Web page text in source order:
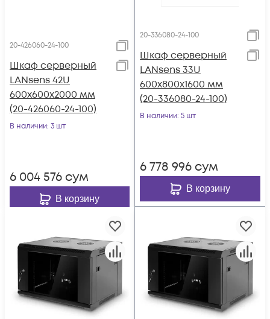
20-426060-24-100
Шкаф серверный
LANsens 42U
600x600x2000 мм
(20-426060-24-100)
В наличии: 3 шт
6 004 576 сум
В корзину
20-336080-24-100
Шкаф серверный
LANsens 33U
600x800x1600 мм
(20-336080-24-100)
В наличии: 5 шт
6 778 996 сум
В корзину